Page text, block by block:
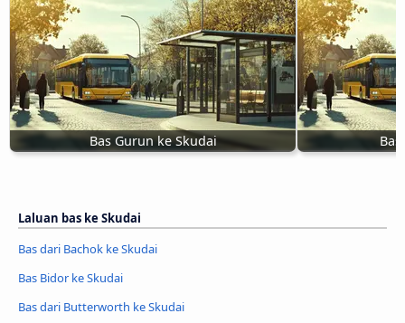
Bas Gurun ke Skudai
Laluan bas ke Skudai
Bas dari Bachok ke Skudai
Bas Bidor ke Skudai
Bas dari Butterworth ke Skudai